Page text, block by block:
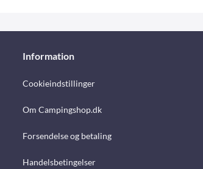
Information
Cookieindstillinger
Om Campingshop.dk
Forsendelse og betaling
Handelsbetingelser